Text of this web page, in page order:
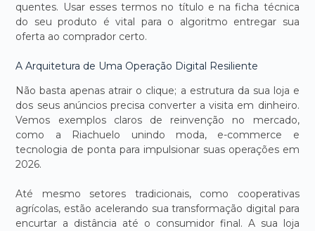
quentes. Usar esses termos no título e na ficha técnica
do seu produto é vital para o algoritmo entregar sua
oferta ao comprador certo.
A Arquitetura de Uma Operação Digital Resiliente
Não basta apenas atrair o clique; a estrutura da sua loja e
dos seus anúncios precisa converter a visita em dinheiro.
Vemos exemplos claros de reinvenção no mercado,
como a Riachuelo unindo moda, e-commerce e
tecnologia de ponta para impulsionar suas operações em
2026.
Até mesmo setores tradicionais, como cooperativas
agrícolas, estão acelerando sua transformação digital para
encurtar a distância até o consumidor final. A sua loja